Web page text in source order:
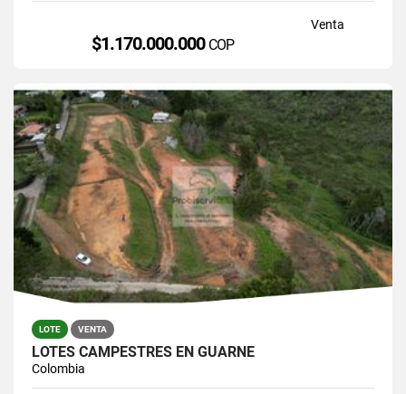
Venta
$1.170.000.000 COP
LOTE VENTA
LOTES CAMPESTRES EN GUARNE
Colombia